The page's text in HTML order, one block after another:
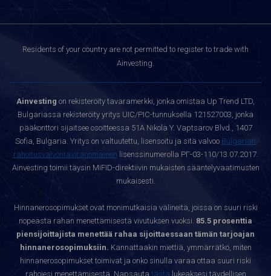
Residents of your country are not permitted to register to trade with
Ainvesting.
Ainvesting on rekisteröity tavaramerkki, jonka omistaa Up Trend LTD,
Bulgariassa rekisteröity yritys UIC/PIC-tunnuksella 121527003, jonka
pääkonttori sijaitsee osoitteessa 51A Nikola Y. Vaptsarov Blvd., 1407
Sofia, Bulgaria. Yritys on valtuutettu, lisensoitu ja sitä valvoo Bulgarian
rahoitusvalvontaviranomainen lisenssinumerolla РГ-03-110/13.07.2017.
Ainvesting toimii täysin MiFID-direktiivin mukaisten sääntelyvaatimusten
mukaisesti.
Hinnanerosopimukset ovat monimutkaisia välineitä, joissa on suuri riski
nopeasta rahan menettämisestä vivutuksen vuoksi. 85.5 prosenttia
piensijoittajista menettää rahaa sijoittaessaan tämän tarjoajan
hinnanerosopimuksiin. Kannattaakin miettiä, ymmärrätkö, miten
hinnanerosopimukset toimivat ja onko sinulla varaa ottaa suuri riski
rahojesi menettämisestä. Napsauta tästä lukeaksesi täydellisen